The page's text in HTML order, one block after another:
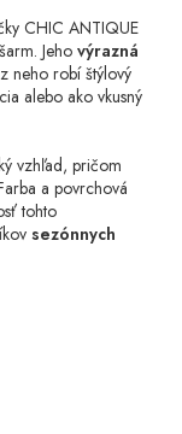
CHIC ANTIQUE
Jeho výrazná
neho robí štýlový
alebo ako vkusný
vzhľad, pričom
a povrchová
tohto
sezónnych